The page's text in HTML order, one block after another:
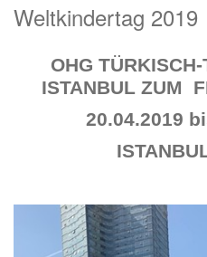
Weltkindertag 2019
OHG
ISTANBUL ZUM
20.04.2019